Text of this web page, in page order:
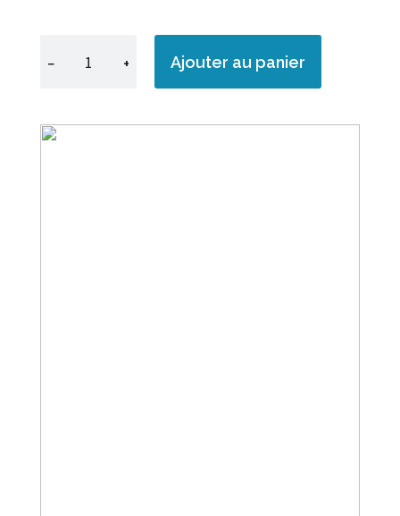
− + Ajouter au panier